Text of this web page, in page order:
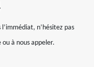
n’hésitez pas
à nous appeler.